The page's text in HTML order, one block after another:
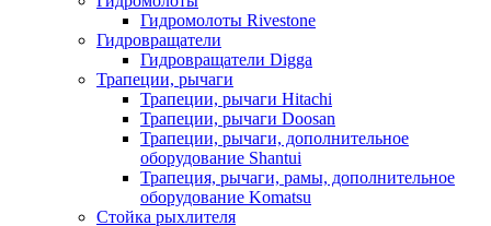
Гидромолоты Rivestone
Гидровращатели
Гидровращатели Digga
Трапеции, рычаги
Трапеции, рычаги Hitachi
Трапеции, рычаги Doosan
Трапеции, рычаги, дополнительное
оборудование Shantui
Трапеция, рычаги, рамы, дополнительное
оборудование Komatsu
Стойка рыхлителя